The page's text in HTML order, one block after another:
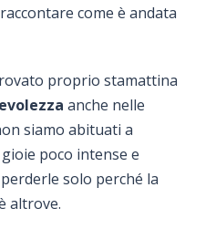
come è andata
proprio stamattina
anche nelle
siamo abituati a
poco intense e
solo perché la
altrove.